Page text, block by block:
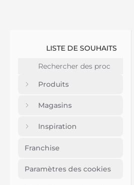
LISTE DE SOUHAITS
Produits
Magasins
Inspiration
Franchise
Paramètres des cookies